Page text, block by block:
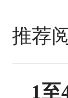
推荐
1至